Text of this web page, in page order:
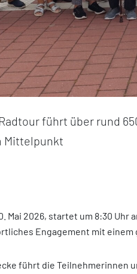
führt über rund
Mittelpunkt
Mai 2026, startet um 8:30
Engagement mit
führt die Teilnehmerinnen